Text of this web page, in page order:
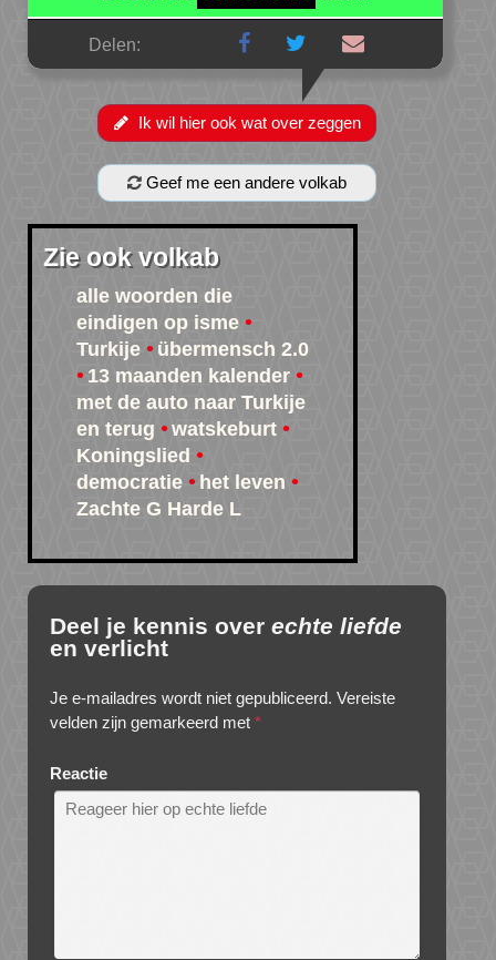
Delen:
Ik wil hier ook wat over zeggen
Geef me een andere volkab
Zie ook volkab
alle woorden die
eindigen op isme
Turkije
übermensch 2.0
13 maanden kalender
met de auto naar Turkije
en terug
watskeburt
Koningslied
democratie
het leven
Zachte G Harde L
Deel je kennis over echte liefde
en verlicht
Je e-mailadres wordt niet gepubliceerd. Vereiste
velden zijn gemarkeerd met *
Reactie